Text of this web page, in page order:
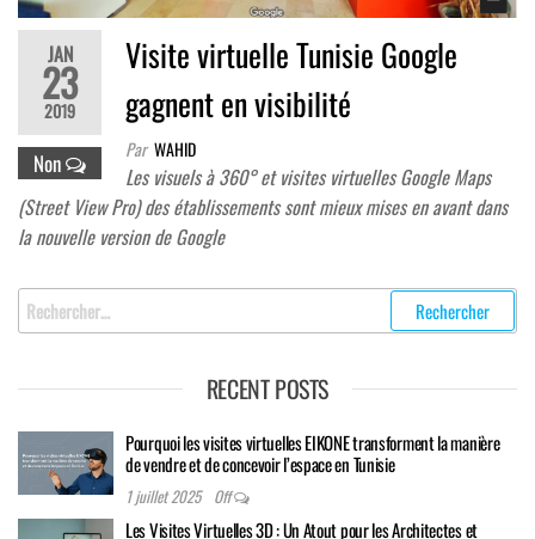
JAN
23
2019
Non
Visite virtuelle Tunisie Google
gagnent en visibilité
Par WAHID
Les visuels à 360° et visites virtuelles Google Maps
(Street View Pro) des établissements sont mieux mises en avant dans
la nouvelle version de Google
Rechercher
:
RECENT POSTS
Pourquoi les visites virtuelles EIKONE transforment la manière
de vendre et de concevoir l’espace en Tunisie
1 juillet 2025 Off
Les Visites Virtuelles 3D : Un Atout pour les Architectes et